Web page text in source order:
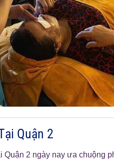
Quận 2
2 ngày nay ưa chuộng